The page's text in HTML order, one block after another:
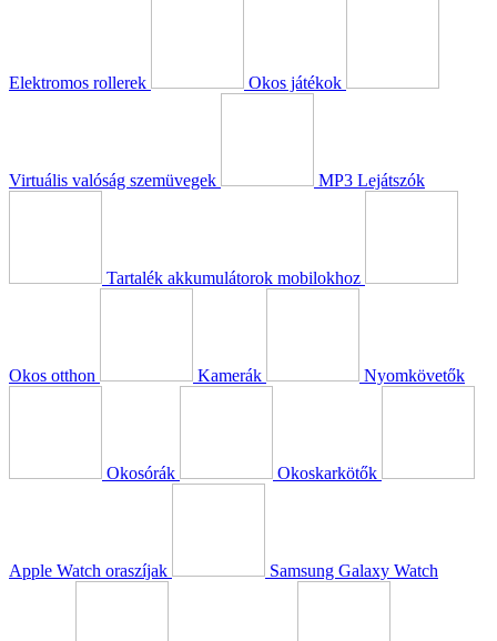
Elektromos rollerek Okos játékok
Virtuális valóság szemüvegek MP3 Lejátszók
Tartalék akkumulátorok mobilokhoz
Okos otthon Kamerák Nyomkövetők
Okosórák Okoskarkötők
Apple Watch oraszíjak Samsung Galaxy Watch